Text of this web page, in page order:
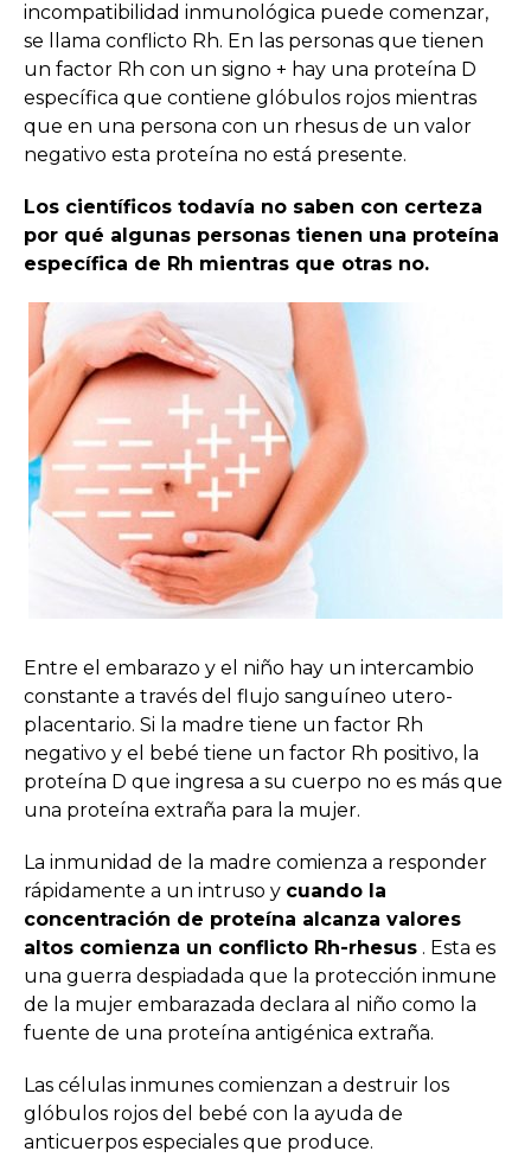
incompatibilidad inmunológica puede comenzar,
se llama conflicto Rh. En las personas que tienen
un factor Rh con un signo + hay una proteína D
específica que contiene glóbulos rojos mientras
que en una persona con un rhesus de un valor
negativo esta proteína no está presente.
Los científicos todavía no saben con certeza
por qué algunas personas tienen una proteína
específica de Rh mientras que otras no.
Entre el embarazo y el niño hay un intercambio
constante a través del flujo sanguíneo utero-
placentario. Si la madre tiene un factor Rh
negativo y el bebé tiene un factor Rh positivo, la
proteína D que ingresa a su cuerpo no es más que
una proteína extraña para la mujer.
La inmunidad de la madre comienza a responder
rápidamente a un intruso y cuando la
concentración de proteína alcanza valores
altos comienza un conflicto Rh-rhesus . Esta es
una guerra despiadada que la protección inmune
de la mujer embarazada declara al niño como la
fuente de una proteína antigénica extraña.
Las células inmunes comienzan a destruir los
glóbulos rojos del bebé con la ayuda de
anticuerpos especiales que produce.